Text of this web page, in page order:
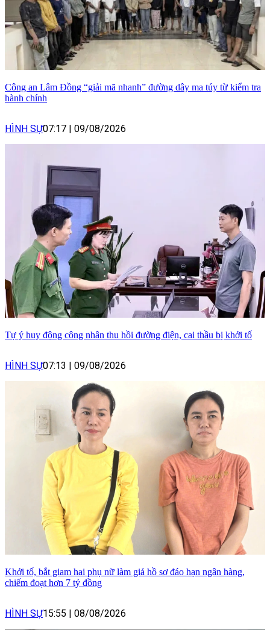
Công an Lâm Đồng “giải mã nhanh” đường dây ma túy từ kiểm tra
hành chính
HÌNH SỰ07:17 | 09/08/2026
Tự ý huy động công nhân thu hồi đường điện, cai thầu bị khởi tố
HÌNH SỰ07:13 | 09/08/2026
Khởi tố, bắt giam hai phụ nữ làm giả hồ sơ đáo hạn ngân hàng,
chiếm đoạt hơn 7 tỷ đồng
HÌNH SỰ15:55 | 08/08/2026